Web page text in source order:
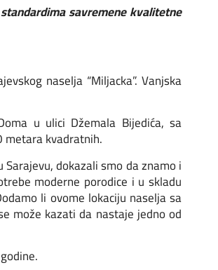
savremene kvalitetne
naselja “Miljacka”. Vanjska
u ulici Džemala Bijedića, sa
metara kvadratnih.
dokazali smo da znamo i
moderne porodice i u skladu
li ovome lokaciju naselja sa
može kazati da nastaje jedno od